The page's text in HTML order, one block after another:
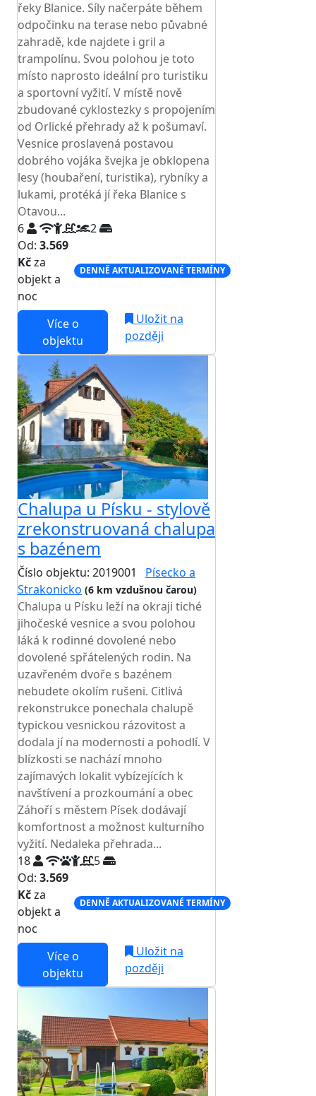
řeky Blanice. Síly načerpáte během
odpočinku na terase nebo půvabné
zahradě, kde najdete i gril a
trampolínu. Svou polohou je toto
místo naprosto ideální pro turistiku
a sportovní vyžití. V místě nově
zbudované cyklostezky s propojením
od Orlické přehrady až k pošumaví.
Vesnice proslavená postavou
dobrého vojáka švejka je obklopena
lesy (houbaření, turistika), rybníky a
lukami, protéká jí řeka Blanice s
Otavou...
6
2
Od: 3.569
Kčza
objekt a
noc
DENNĚ AKTUALIZOVANÉ TERMÍNY
Více o
objektu
Uložit na
později
Chalupa u Písku - stylově
zrekonstruovaná chalupa
s bazénem
Číslo objektu: 2019001
Písecko a
Strakonicko (6 km vzdušnou čarou)
Chalupa u Písku leží na okraji tiché
jihočeské vesnice a svou polohou
láká k rodinné dovolené nebo
dovolené spřátelených rodin. Na
uzavřeném dvoře s bazénem
nebudete okolím rušeni. Citlivá
rekonstrukce ponechala chalupě
typickou vesnickou rázovitost a
dodala jí na modernosti a pohodlí. V
blízkosti se nachází mnoho
zajímavých lokalit vybízejících k
navštívení a prozkoumání a obec
Záhoří s městem Písek dodávají
komfortnost a možnost kulturního
vyžití. Nedaleka přehrada...
18
5
Od: 3.569
Kčza
objekt a
noc
DENNĚ AKTUALIZOVANÉ TERMÍNY
Více o
objektu
Uložit na
později